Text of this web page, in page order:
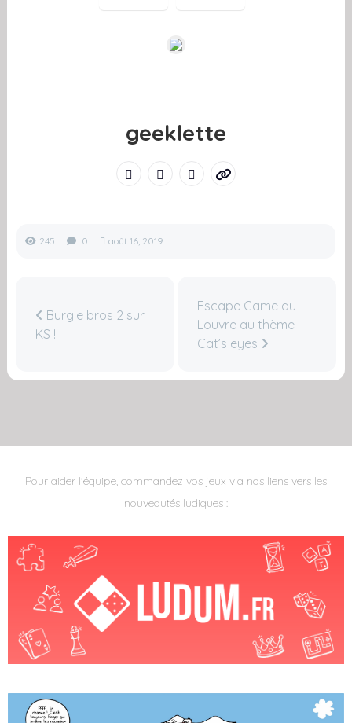
geeklette
245 0 août 16, 2019
Burgle bros 2 sur
KS !!
Escape Game au
Louvre au thème
Cat’s eyes
Pour aider l'équipe, commandez vos jeux via nos liens vers les
nouveautés ludiques :